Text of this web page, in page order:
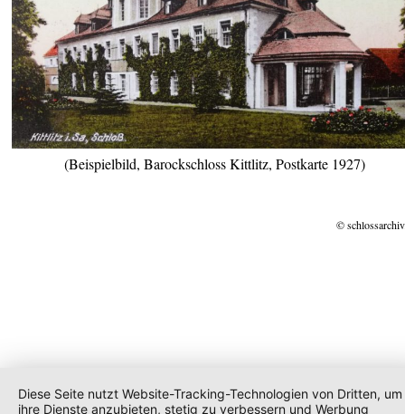
(Beispielbild, Barockschloss Kittlitz, Postkarte 1927)
©
Diese Seite nutzt Website-Tracking-Technologien von Dritten, um
ihre Dienste anzubieten, stetig zu verbessern und Werbung